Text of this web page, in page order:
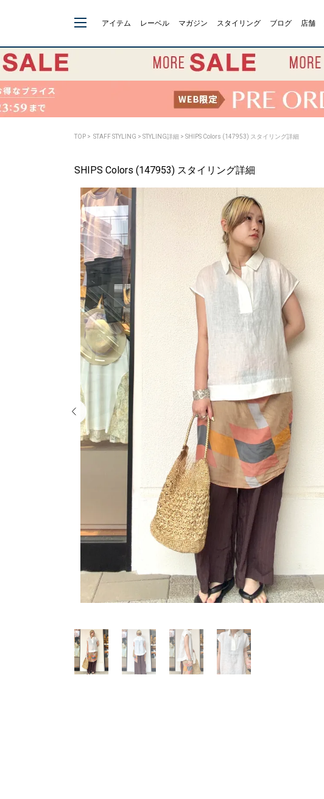
アイテム レーベル マガジン スタイリング ブログ 店舗
TOP > STAFF STYLING > STYLING詳細 > SHIPS Colors (147953) スタイリング詳細
SHIPS Colors (147953) スタイリング詳細